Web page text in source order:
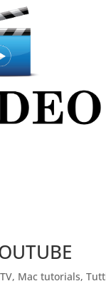
, Mac tutorials,